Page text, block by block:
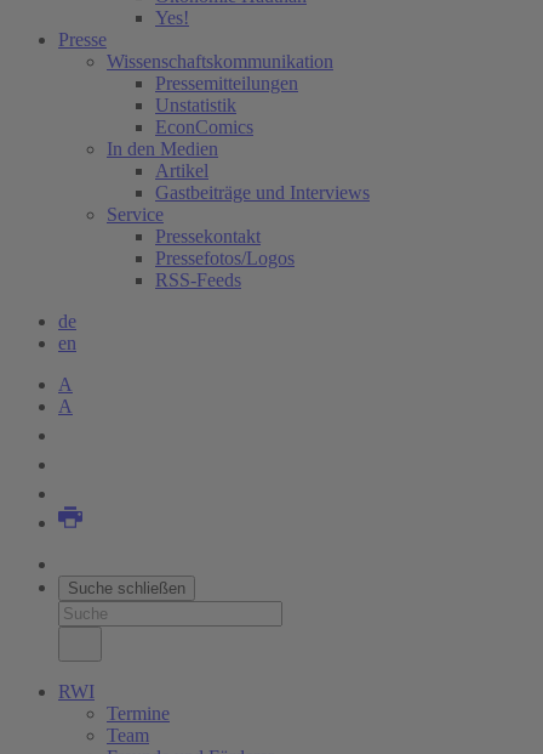
Yes!
Presse
Wissenschaftskommunikation
Pressemitteilungen
Unstatistik
EconComics
In den Medien
Artikel
Gastbeiträge und Interviews
Service
Pressekontakt
Pressefotos/Logos
RSS-Feeds
de
en
A
A
Suche schließen
RWI
Termine
Team